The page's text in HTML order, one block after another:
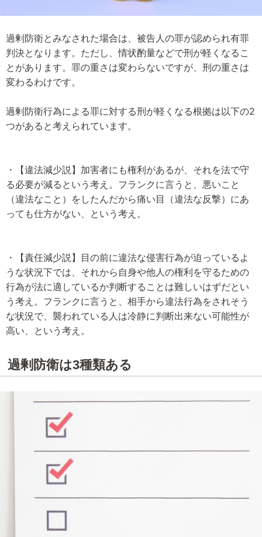
過剰防衛とみなされた場合は、被告人の罪が認められ有罪
判決となります。ただし、情状酌量などで刑が軽くなるこ
とがあります。罪の重さは変わらないですが、刑の重さは
変わるわけです。
過剰防衛行為による罪に対する刑が軽くなる根拠は以下の2
つがあると考えられています。
・【違法減少説】加害者にも権利があるが、それを法で守
る必要が減るという考え。フランクに言うと、悪いこと
（違法なこと）をしたんだから痛い目（違法な反撃）にあ
っても仕方がない、という考え。
・【責任減少説】目の前に違法な侵害行為が迫っているよ
うな状況下では、それから自身や他人の権利を守るための
行為が法に適しているか判断することは難しいはずだとい
う考え。フランクに言うと、相手から違法行為をされそう
な状況で、襲われている人は冷静に判断出来ない可能性が
高い、という考え。
過剰防衛は3種類ある